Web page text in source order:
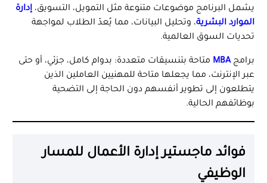
يشمل البرنامج موضوعات متنوعة مثل التمويل، التسويق، إدارة
الموارد البشرية، وتحليل البيانات، مما يُعدّ الطلاب لمواجهة
تحديات السوق العالمية.
برامجMBA متاحة بتنسيقات متعددة: بدوام كامل، جزئي، أو حتى
عبر الإنترنت، مما يجعلها متاحة للمهنيين العاملين الذين
يتطلعون إلى تطوير أنفسهم دون الحاجة إلى التضحية
بوظائفهم الحالية.
فوائد ماجستير إدارة الأعمال للمسار
الوظيفي